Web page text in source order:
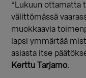
“Lukuun ottamatta
välittömässä
muokkaavia
lapsi ymmärtää
asiasta itse
Kerttu Tarjamo.